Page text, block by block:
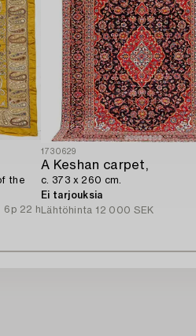
the
6p 22 h
1730629
A Keshan carpet,
c. 373 x 260 cm.
Ei tarjouksia
Lähtöhinta 12 000 SEK